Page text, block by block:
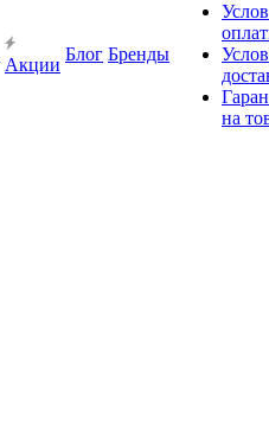
Акции
Блог Бренды
на